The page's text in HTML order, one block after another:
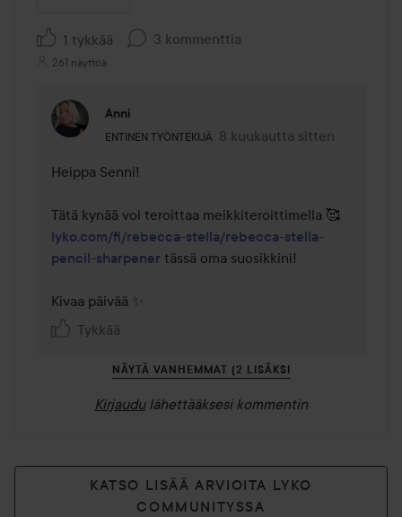
1 tykkää 3 kommenttia
261 näyttöä
Anni
ENTINEN TYÖNTEKIJÄ
Käyttäjän rooli: Entinen työntekijä.
8 kuukautta sitten
Kommentti lisättiin 8
Heippa Senni!
lyko.com/fi/rebecca-stella/rebecca-stella-
pencil-sharpener tässä oma suosikkini!
Kivaa päivää ✨
Tykkää
NÄYTÄ VANHEMMAT (2 LISÄKSI
Kirjaudu lähettääksesi kommentin
KATSO LISÄÄ ARVIOITA LYKO
COMMUNITYSSA